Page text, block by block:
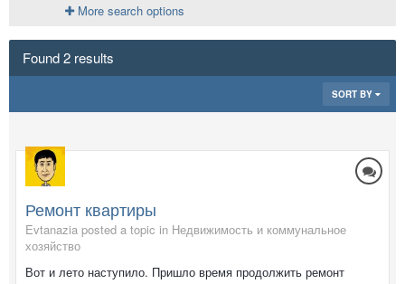
More search options
Found 2 results
SORT BY
Ремонт квартиры
Evtanazia posted a topic in Недвижимость и коммунальное
хозяйство
Вот и лето наступило. Пришло время продолжить ремонт